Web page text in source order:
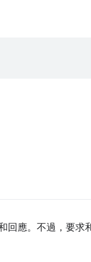
回應。不過，要求